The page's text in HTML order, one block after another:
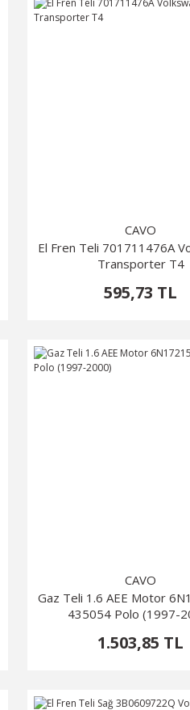
CAVO
El Fren Teli 701711476A
Transporter T4
595,73 TL
CAVO
Gaz Teli 1.6 AEE Motor
435054 Polo (1997-
1.503,85 TL